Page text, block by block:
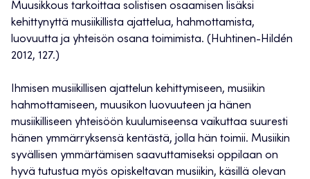
Muusikkous tarkoittaa solistisen osaamisen lisäksi
kehittynyttä musiikillista ajattelua, hahmottamista,
luovuutta ja yhteisön osana toimimista. (Huhtinen-Hildén
2012, 127.)
Ihmisen musiikillisen ajattelun kehittymiseen, musiikin
hahmottamiseen, muusikon luovuuteen ja hänen
musiikilliseen yhteisöön kuulumiseensa vaikuttaa suuresti
hänen ymmärryksensä kentästä, jolla hän toimii. Musiikin
syvällisen ymmärtämisen saavuttamiseksi oppilaan on
hyvä tutustua myös opiskeltavan musiikin, käsillä olevan